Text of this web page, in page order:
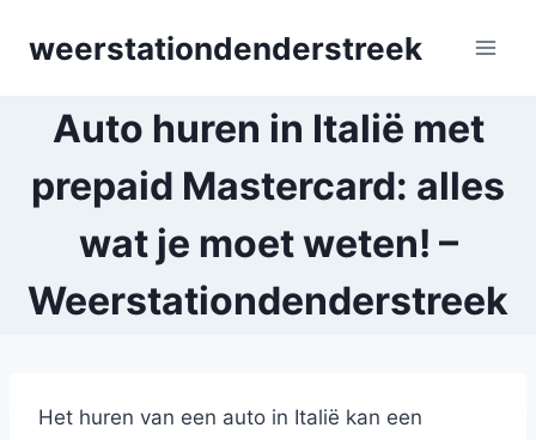
weerstationdenderstreek
Auto huren in Italië met
prepaid Mastercard: alles
wat je moet weten! –
Weerstationdenderstreek
Het huren van een auto in Italië kan een